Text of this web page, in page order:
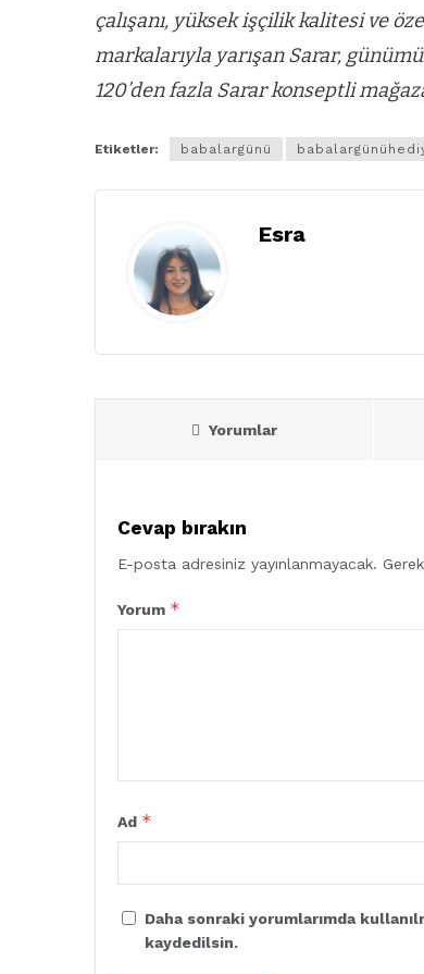
çalışanı, yüksek işçilik kalitesi ve
markalarıyla yarışan Sarar,
120’den fazla Sarar konseptli
Etiketler: babalargünü
Esra
Yorumlar
Cevap bırakın
E-posta adresiniz yayınlanmayacak.
Yorum *
Ad *
Daha sonraki yorumlarımda
kaydedilsin.